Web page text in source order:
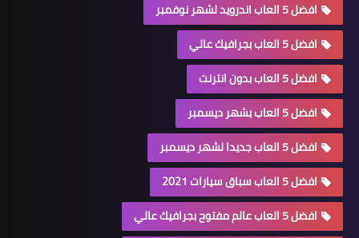
افضل 5 العاب اندرويد لشهر نوفمبر
افضل 5 العاب بجرافيك عالي
افضل 5 العاب بدون انترنت
افضل 5 العاب بشهر ديسمبر
افضل 5 العاب جديدا لشهر ديسمبر
افضل 5 العاب سباق سيارات 2021
افضل 5 العاب عالم مفتوح بجرافيك عالي